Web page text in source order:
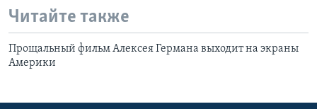
Читайте также
Прощальный фильм Алексея Германа выходит на экраны
Америки